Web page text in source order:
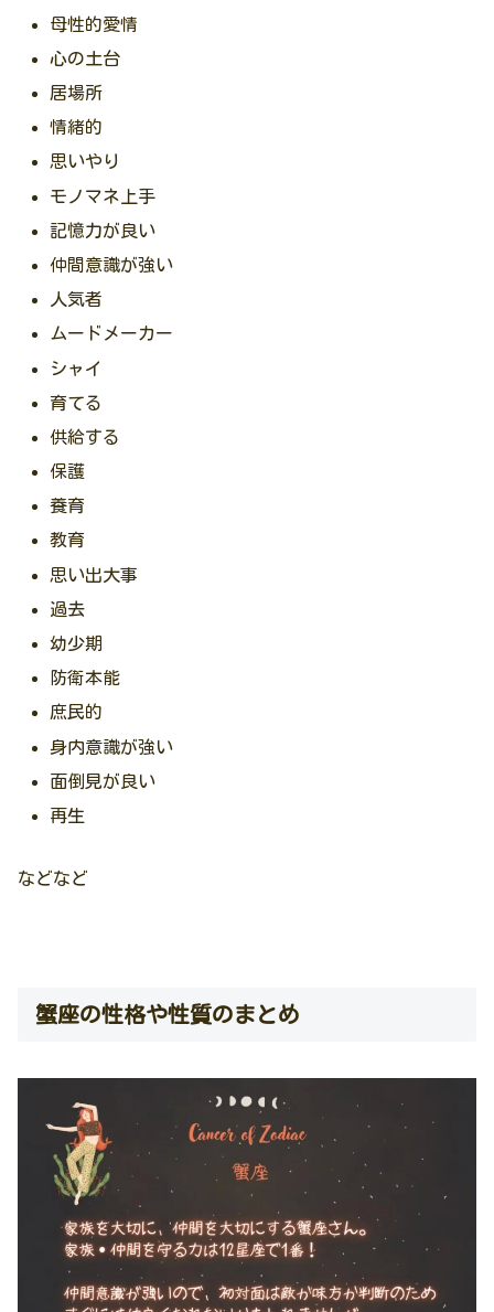
母性的愛情
心の土台
居場所
情緒的
思いやり
モノマネ上手
記憶力が良い
仲間意識が強い
人気者
ムードメーカー
シャイ
育てる
供給する
保護
養育
教育
思い出大事
過去
幼少期
防衛本能
庶民的
身内意識が強い
面倒見が良い
再生
などなど
蟹座の性格や性質のまとめ